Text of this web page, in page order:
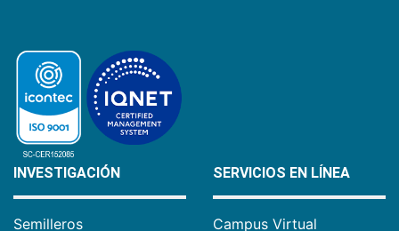
INVESTIGACIÓN
Semilleros
SERVICIOS EN LÍNEA
Campus Virtual